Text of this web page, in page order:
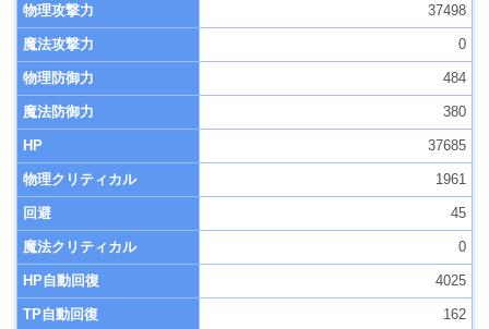
物理攻撃力 37498
魔法攻撃力 0
物理防御力 484
魔法防御力 380
HP 37685
物理クリティカル 1961
回避 45
魔法クリティカル 0
HP自動回復 4025
TP自動回復 162